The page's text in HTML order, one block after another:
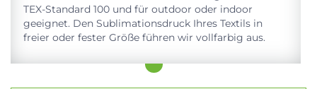
TEX-Standard 100 und für outdoor oder indoor
geeignet. Den Sublimationsdruck Ihres Textils in
freier oder fester Größe führen wir vollfarbig aus.